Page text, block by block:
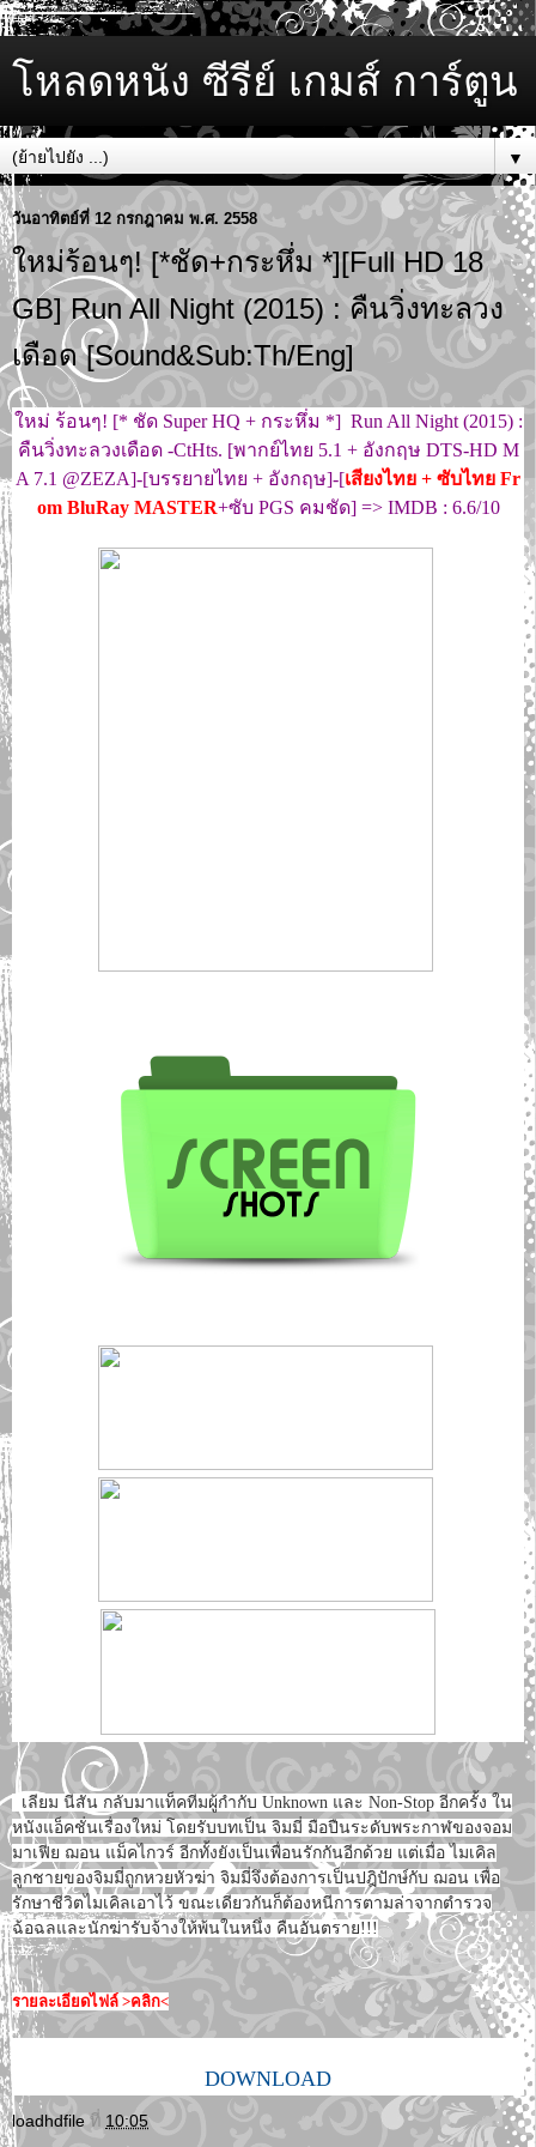
โหลดหนัง ซีรีย์ เกมส์ การ์ตูน
▼
วันอาทิตย์ที่ 12 กรกฎาคม พ.ศ. 2558
ใหม่ร้อนๆ! [*ชัด+กระหึ่ม *][Full HD 18
GB] Run All Night (2015) : คืนวิ่งทะลวง
เดือด [Sound&Sub:Th/Eng]
ใหม่ ร้อนๆ! [* ชัด Super HQ + กระหึ่ม *] Run All Night (2015) :
คืนวิ่งทะลวงเดือด -CtHts. [พากย์ไทย 5.1 + อังกฤษ DTS-HD M
A 7.1 @ZEZA]-[บรรยายไทย + อังกฤษ]-[เสียงไทย + ซับไทย Fr
om BluRay MASTER+ซับ PGS คมชัด] => IMDB : 6.6/10
เลียม นีสัน กลับมาแท็คทีมผู้กำกับ Unknown และ Non-Stop อีกครั้ง ใน
หนังแอ็คชั่นเรื่องใหม่ โดยรับบทเป็น จิมมี่ มือปืนระดับพระกาฬของจอม
มาเฟีย ฌอน แม็คไกวร์ อีกทั้งยังเป็นเพื่อนรักกันอีกด้วย แต่เมื่อ ไมเคิล
ลูกชายของจิมมี่ถูกหวยหัวฆ่า จิมมี่จึงต้องการเป็นปฎิปักษ์กับ ฌอน เพื่อ
รักษาชีวิตไมเคิลเอาไว้ ขณะเดียวกันก็ต้องหนีการตามล่าจากตำรวจ
ฉ้อฉลและนักฆ่ารับจ้างให้พ้นในหนึ่ง คืนอันตราย!!!
รายละเอียดไฟล์ >คลิก<
DOWNLOAD
loadhdfile ที่ 10:05